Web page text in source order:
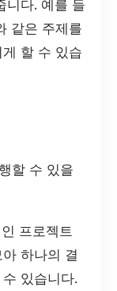
니다. 예를 들
같은 주제를
할 수 있습
할 수 있을
프로젝트
하나의 결
있습니다.